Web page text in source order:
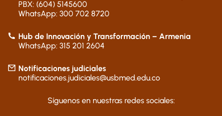
PBX: (604) 5145600
WhatsApp: 300 702 8720
Hub de Innovación y Transformación – Armenia
WhatsApp: 315 201 2604
Notificaciones judiciales
notificaciones.judiciales@usbmed.edu.co
Síguenos en nuestras redes sociales: